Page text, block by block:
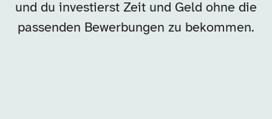
und du investierst Zeit und Geld ohne die
passenden Bewerbungen zu bekommen.